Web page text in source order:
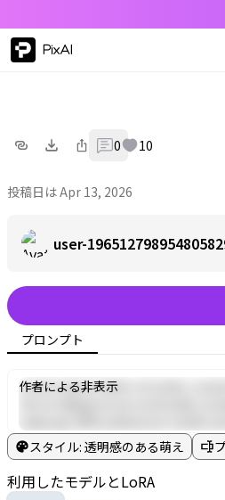
PixAI
0 10
投稿日は Apr 13, 2026
user-
プロンプト
Lorem ipsum dolor sit amet,
作者による非表示
スタイル: 透明感のある萌え
利用したモデルとLoRA